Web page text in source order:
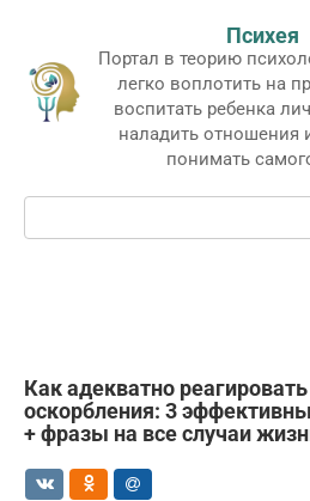
контенту
Психея
Портал в теорию
легко воплотить на
воспитать ребенка
наладить отношения
понимать
Поиск:
Как адекватно
оскорбления: 3
+ фразы на все случаи